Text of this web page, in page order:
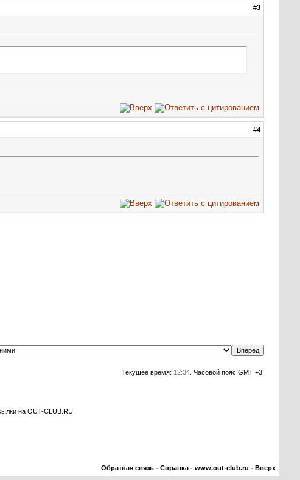
#3
#4
Текущее время: 12:34 . Часовой пояс GMT +3.
на OUT-CLUB.RU
Обратная связь - Справка - www.out-club.ru - Вверх